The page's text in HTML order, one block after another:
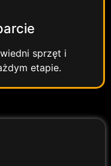
sprzęt i
etapie.